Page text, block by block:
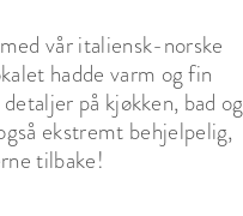
vår italiensk-norske
hadde varm og fin
på kjøkken, bad og
ekstremt behjelpelig,
tilbake!